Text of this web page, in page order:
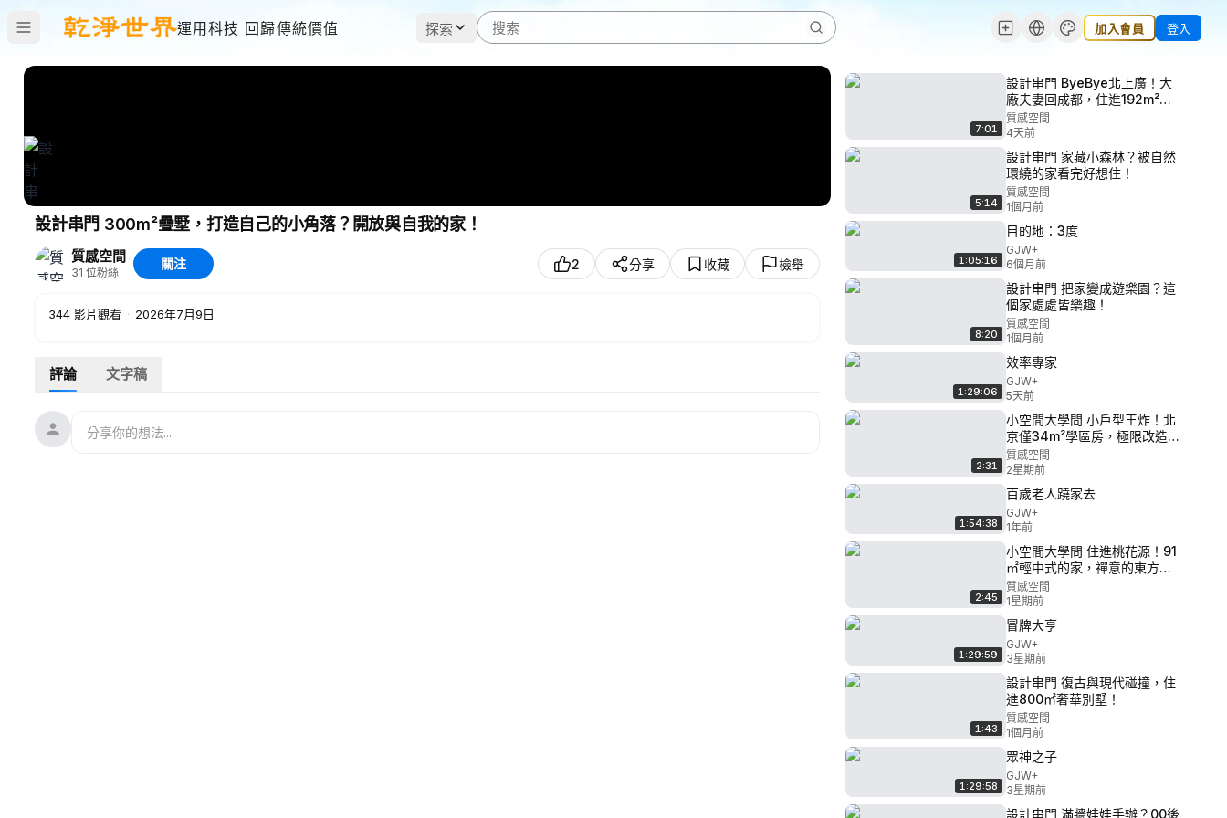
運用科技 回歸傳統價值 探索 加入會員 登入
設計串門 300m²疊墅，打造自己的小角落？開放與自我的家！
質感空間
31 位粉絲
關注 2 分享 收藏 檢舉
344 影片觀看 · 2026年7月9日
評論 文字稿
7:01
設計串門 ByeBye北上廣！大
廠夫妻回成都，住進192m²極
簡大躍層！
質感空間
4天前
5:14
設計串門 家藏小森林？被自然
環繞的家看完好想住！
質感空間
1個月前
1:05:16
目的地：3度
GJW+
6個月前
8:20
設計串門 把家變成遊樂園？這
個家處處皆樂趣！
質感空間
1個月前
1:29:06
效率專家
GJW+
5天前
2:31
小空間大學問 小戶型王炸！北
京僅34m²學區房，極限改造住
三代人？
質感空間
2星期前
1:54:38
百歲老人蹺家去
GJW+
1年前
2:45
小空間大學問 住進桃花源！91
㎡輕中式的家，禪意的東方美
學好好磕！
質感空間
1星期前
1:29:59
冒牌大亨
GJW+
3星期前
1:43
設計串門 復古與現代碰撞，住
進800㎡奢華別墅！
質感空間
1個月前
1:29:58
眾神之子
GJW+
3星期前
設計串門 滿牆娃娃手辦？00後